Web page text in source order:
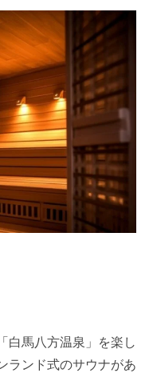
白馬八方温泉」を楽し
ランド式のサウナがあ